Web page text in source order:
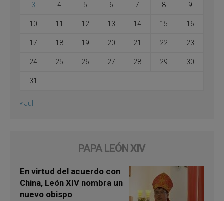
3 4 5 6 7 8 9
10 11 12 13 14 15 16
17 18 19 20 21 22 23
24 25 26 27 28 29 30
31
« Jul
PAPA LEÓN XIV
En virtud del acuerdo con
China, León XIV nombra un
nuevo obispo